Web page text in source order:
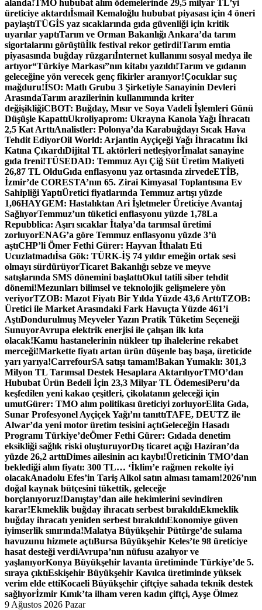
alanda!TMO hububat alım ödemelerinde 29,5 milyar TL’yi
üreticiye aktardıİsmail Kemaloğlu hububat piyasası için 4 öneri
paylaştıTÜGİS yaz sıcaklarında gıda güvenliği için kritik
uyarılar yaptıTarım ve Orman Bakanlığı Ankara’da tarım
sigortalarını görüştüİlk festival rekor getirdi!Tarım emtia
piyasasında buğday rüzgarıİnternet kullanımı sosyal medya ile
artıyor“Türkiye Markası”nın kitabı yazıldı!Tarım ve gıdanın
geleceğine yön verecek genç fikirler aranıyor!Çocuklar suç
mağduru!İSO: Matlı Grubu 3 Şirketiyle Sanayinin Devleri
ArasındaTarım arazilerinin kullanımında kriter
değişikliğiCBOT: Buğday, Mısır ve Soya Vadeli İşlemleri Günü
Düşüşle KapattıUkroliyaprom: Ukrayna Kanola Yağı İhracatı
2,5 Kat ArttıAnalistler: Polonya’da Karabuğdayı Sıcak Hava
Tehdit EdiyorOil World: Arjantin Ayçiçeği Yağı İhracatını İki
Katına ÇıkardıDijital TL aktörleri netleşiyorİmalat sanayine
gıda freni!TÜSEDAD: Temmuz Ayı Çiğ Süt Üretim Maliyeti
26,87 TL OlduGıda enflasyonu yaz ortasında zirvedeETİB,
İzmir’de CORESTA’nın 65. Zirai Kimyasal Toplantısına Ev
Sahipliği YaptıÜretici fiyatlarında Temmuz artışı yüzde
1,06HAYGEM: Hastalıktan Ari İşletmeler Üreticiye Avantaj
SağlıyorTemmuz’un tüketici enflasyonu yüzde 1,78La
Repubblica: Aşırı sıcaklar İtalya’da tarımsal üretimi
zorluyorENAG’a göre Temmuz enflasyonu yüzde 3’ü
aştıCHP’li Ömer Fethi Gürer: Hayvan İthalatı Eti
Ucuzlatmadıİsa Gök: TÜRK-İŞ 74 yıldır emeğin ortak sesi
olmayı sürdürüyorTicaret Bakanlığı sebze ve meyve
satışlarında SMS dönemini başlattıOkul tatili siber tehdit
dönemi!Mezunları bilimsel ve teknolojik gelişmelere yön
veriyorTZOB: Mazot Fiyatı Bir Yılda Yüzde 43,6 ArttıTZOB:
Üretici ile Market Arasındaki Fark Havuçta Yüzde 461’i
AştıDondurulmuş Meyveler Yazın Pratik Tüketim Seçeneği
SunuyorAvrupa elektrik enerjisi ile çalışan ilk kıta
olacak!Kamu hastanelerinin nükleer tıp ihalelerine rekabet
merceği!Markette fiyatı artan ürün düşenle baş başa, üreticide
yarı yarıya!CarrefourSA satışı tamam!Bakan Yumaklı: 301,3
Milyon TL Tarımsal Destek Hesaplara AktarılıyorTMO’dan
Hububat Ürün Bedeli İçin 23,3 Milyar TL ÖdemesiPeru’da
keşfedilen yeni kakao çeşitleri, çikolatanın geleceği için
umutGürer: TMO alım politikası üreticiyi zorluyorElita Gıda,
Sunar Profesyonel Ayçiçek Yağı’nı tanıttıTAFE, DEUTZ ile
Alwar’da yeni motor üretim tesisini açtıGeleceğin Hasadı
Programı Türkiye’deÖmer Fethi Gürer: Gıdada denetim
eksikliği sağlık riski oluşturuyorDış ticaret açığı Haziran’da
yüzde 26,2 arttıDimes ailesinin acı kaybı!Üreticinin TMO’dan
beklediği alım fiyatı: 300 TL… ‘İklim’e rağmen rekolte iyi
olacakAnadolu Efes’in Tariş Alkol satın alması tamam!2026’nın
doğal kaynak bütçesini tükettik, geleceğe
borçlanıyoruz!Danıştay’dan aile hekimlerini sevindiren
karar!Ekmeklik buğday ihracatı serbest bırakıldıEkmeklik
buğday ihracatı yeniden serbest bırakıldıEkonomiye güven
iyimserlik sınırında!Malatya Büyükşehir Pütürge’de sulama
havuzunu hizmete açtıBursa Büyükşehir Keles’te 98 üreticiye
hasat desteği verdiAvrupa’nın nüfusu azalıyor ve
yaşlanıyorKonya Büyükşehir lavanta üretiminde Türkiye’de 5.
sıraya çıktıEskişehir Büyükşehir Kavılca üretiminde yüksek
verim elde ettiKocaeli Büyükşehir çiftçiye sahada teknik destek
sağlıyorİzmir Kınık’ta ilham veren kadın çiftçi, Ayşe Ölmez
9 Ağustos 2026 Pazar